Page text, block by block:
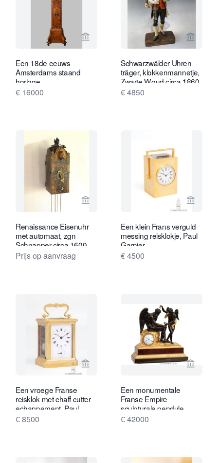
Bekijk verkoperspagina van Limburg
Een 18de eeuws
Amsterdams staand
horloge
€ 16000
Bekijk
Schwarzwälder Uhren
träger, klokkenmannetje,
Zwarte Woud circa 1860.
€ 4850
Bekijk verkoperspagina van Van
Renaissance Eisenuhr
met automaat, zgn
Schnapper circa 1600.
Prijs op aanvraag
Bekijk
Een klein Frans verguld
messing reisklokje, Paul
Garnier.
€ 4500
Bekijk verkoperspagina van Gude &
Een vroege Franse
reisklok met chaff cutter
echappement, Paul
Garnier
€ 8500
Bekijk
Een monumentale
Franse Empire
sculpturale pendule,
Claude Galle, circa 1810
€ 42000